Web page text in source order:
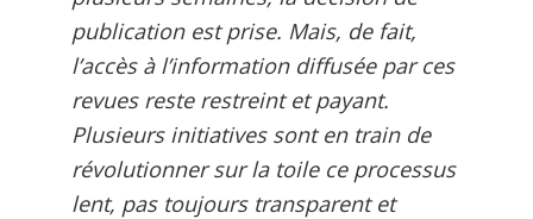
publication est prise. Mais, de fait,
l’accès à l’information diffusée par ces
revues reste restreint et payant.
Plusieurs initiatives sont en train de
révolutionner sur la toile ce processus
lent, pas toujours transparent et